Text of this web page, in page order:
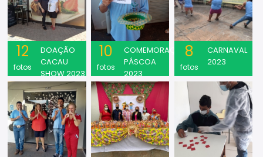
12
fotos
DOAÇÃO
CACAU
SHOW 2023
10
fotos
COMEMORAÇÃO
PÁSCOA
2023
8
fotos
CARNAVAL
2023